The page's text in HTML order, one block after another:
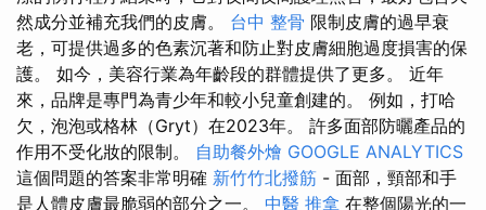
然成分並補充我們的皮膚。 台中 整骨 限制皮膚的過早衰
老，可提供過多的色素沉著和防止對皮膚細胞過度損害的保
護。 如今，美容行業為年齡段的群體提供了更多。 近年
來，品牌是專門為青少年和較小兒童創建的。 例如，打哈
欠，泡泡或格林（Gryt）在2023年。 許多面部防曬產品的
作用不受化妝的限制。 自助餐外燴 GOOGLE ANALYTICS
這個問題的答案非常明確 新竹竹北撥筋 - 面部，頸部和手
是人體皮膚最脆弱的部分之一。 中醫 推拿 在整個陽光的一